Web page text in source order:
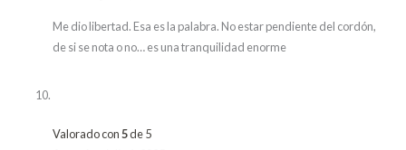
Me dio libertad. Esa es la palabra. No estar pendiente del cordón,
de si se nota o no… es una tranquilidad enorme
Valorado con5de 5